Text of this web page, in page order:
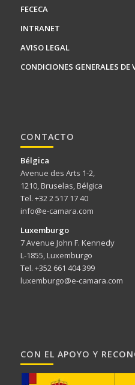
FECECA
INTRANET
AVISO LEGAL
CONDICIONES GENERALES DE
CONTACTO
Bélgica
Avenue des Arts 1-2,
1210, Bruselas, Bélgica
Tel. +32 2 517 17 40
info@e-camara.com
Luxemburgo
7 Avenue John F. Kennedy
L-1855, Luxemburgo
Tel. +352 661 404 399
luxemburgo@e-camara.com
CON EL APOYO Y